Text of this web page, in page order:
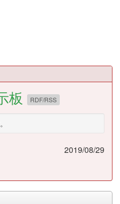
板 RDF/RSS
2019/08/29